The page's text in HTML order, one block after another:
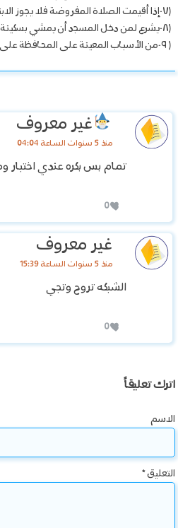
(۷-إذا أقيمت الصلاة المفروضة فلا يجوز الابتداء بالنافلة )
(۸-يشرع لمن دخل المسجد أن يمشي بسكينة ووقار )
( ۹-من الأسباب المعينة على المحافظة على صلاة الجماعة تذكر ثواب ال
غير معروف
منذ 5 سنوات الساعة 04:04
تمام بس بكره عندي اختبار
0
غير معروف
منذ 5 سنوات الساعة 15:39
الشبكه تروح وتجي
0
اترك تعليقاً
الاسم
التعليق*